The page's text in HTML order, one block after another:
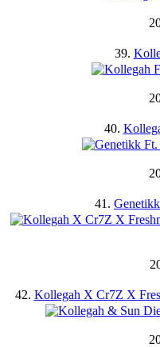
39.
40.
41.
42. Kollegah X Cr7Z X